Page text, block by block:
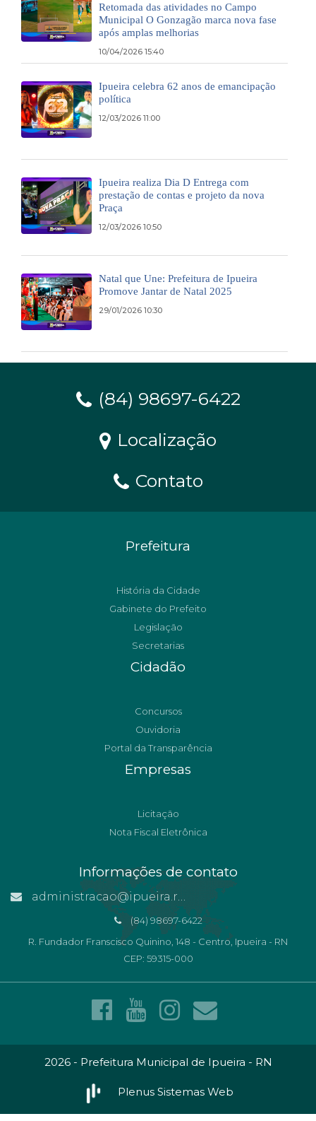
Retomada das atividades no Campo
Municipal O Gonzagão marca nova fase
após amplas melhorias
10/04/2026 15:40
Ipueira celebra 62 anos de emancipação
política
12/03/2026 11:00
Ipueira realiza Dia D Entrega com
prestação de contas e projeto da nova
Praça
12/03/2026 10:50
Natal que Une: Prefeitura de Ipueira
Promove Jantar de Natal 2025
29/01/2026 10:30
(84) 98697-6422
Localização
Contato
Prefeitura
História da Cidade
Gabinete do Prefeito
Legislação
Secretarias
Cidadão
Concursos
Ouvidoria
Portal da Transparência
Empresas
Licitação
Nota Fiscal Eletrônica
Informações de contato
administracao@ipueira.rn.gov.br
(84) 98697-6422
R. Fundador Franscisco Quinino, 148 - Centro, Ipueira - RN
CEP: 59315-000
2026 - Prefeitura Municipal de Ipueira - RN
Plenus Sistemas Web